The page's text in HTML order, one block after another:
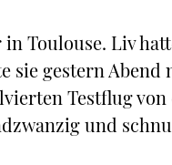
Toulouse. Liv
sie gestern
Testflug
und